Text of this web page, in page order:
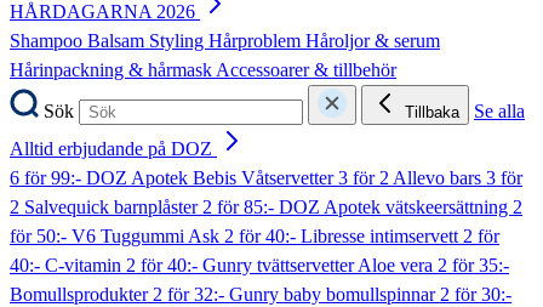
HÅRDAGARNA 2026
Shampoo Balsam Styling Hårproblem Håroljor & serum
Hårinpackning & hårmaskAccessoarer & tillbehör
Sök
Tillbaka
Se alla
Alltid erbjudande på DOZ
6 för 99:- DOZ Apotek Bebis Våtservetter3 för 2 Allevo bars 3 för
2 Salvequick barnplåster2 för 85:- DOZ Apotek vätskeersättning 2
för 50:- V6 Tuggummi Ask 2 för 40:- Libresse intimservett2 för
40:- C-vitamin 2 för 40:- Gunry tvättservetter Aloe vera 2 för 35:-
Bomullsprodukter2 för 32:- Gunry baby bomullspinnar2 för 30:-